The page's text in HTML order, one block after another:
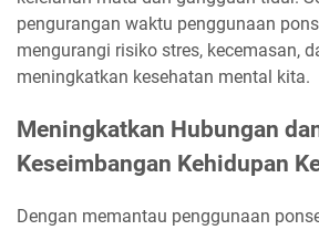
pengurangan waktu penggunaan
mengurangi risiko stres, kecemasan,
meningkatkan kesehatan mental kita.
Meningkatkan Hubungan
Keseimbangan Kehidupan
Dengan memantau penggunaan